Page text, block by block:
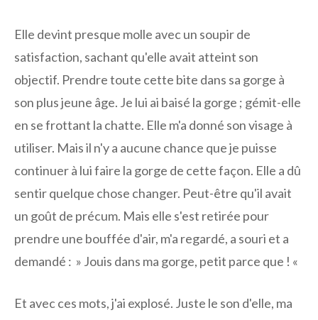
Elle devint presque molle avec un soupir de
satisfaction, sachant qu'elle avait atteint son
objectif. Prendre toute cette bite dans sa gorge à
son plus jeune âge. Je lui ai baisé la gorge ; gémit-elle
en se frottant la chatte. Elle m'a donné son visage à
utiliser. Mais il n'y a aucune chance que je puisse
continuer à lui faire la gorge de cette façon. Elle a dû
sentir quelque chose changer. Peut-être qu'il avait
un goût de précum. Mais elle s'est retirée pour
prendre une bouffée d'air, m'a regardé, a souri et a
demandé : » Jouis dans ma gorge, petit parce que ! «
Et avec ces mots, j'ai explosé. Juste le son d'elle, ma